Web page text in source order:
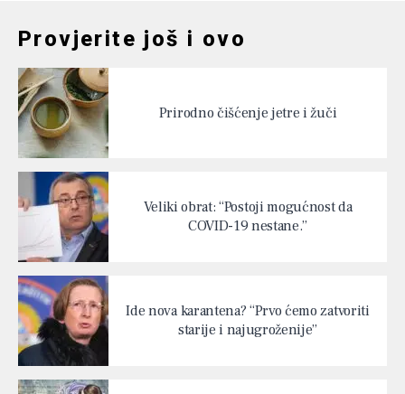
Provjerite još i ovo
Prirodno čišćenje jetre i žuči
Veliki obrat: “Postoji mogućnost da
COVID-19 nestane.”
Ide nova karantena? “Prvo ćemo zatvoriti
starije i najugroženije”